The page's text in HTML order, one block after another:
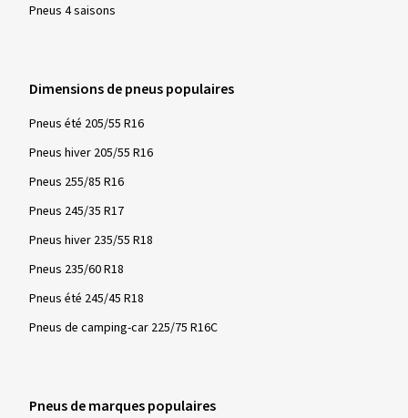
Pneus 4 saisons
Dimensions de pneus populaires
Pneus été 205/55 R16
Pneus hiver 205/55 R16
Pneus 255/85 R16
Pneus 245/35 R17
Pneus hiver 235/55 R18
Pneus 235/60 R18
Pneus été 245/45 R18
Pneus de camping-car 225/75 R16C
Pneus de marques populaires